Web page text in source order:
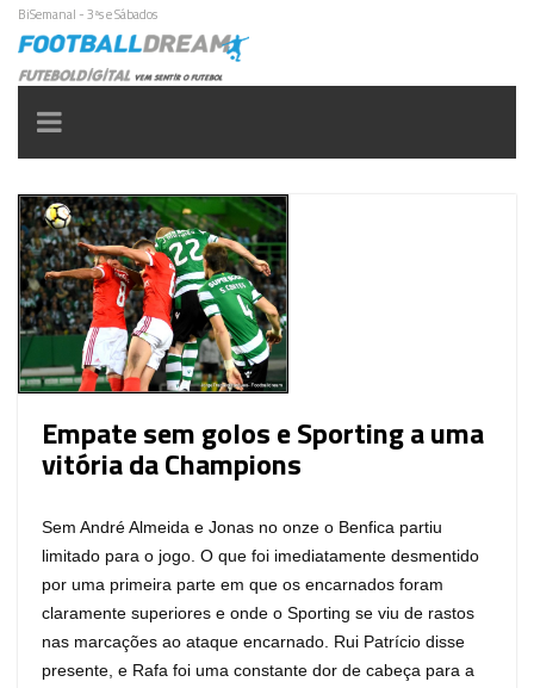
BiSemanal - 3ªs e Sábados
Toggle
navigation
Empate sem golos e Sporting a uma
vitória da Champions
Sem André Almeida e Jonas no onze o Benfica partiu
limitado para o jogo. O que foi imediatamente desmentido
por uma primeira parte em que os encarnados foram
claramente superiores e onde o Sporting se viu de rastos
nas marcações ao ataque encarnado. Rui Patrício disse
presente, e Rafa foi uma constante dor de cabeça para a